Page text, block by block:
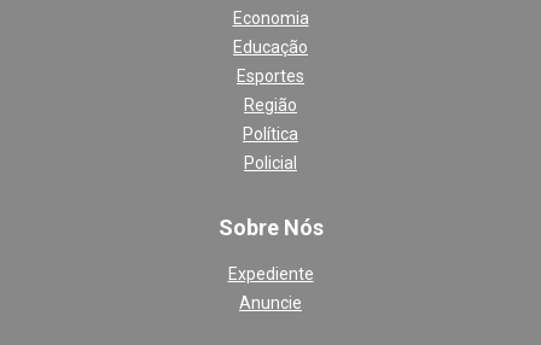
Economia
Educação
Esportes
Região
Política
Policial
Sobre Nós
Expediente
Anuncie